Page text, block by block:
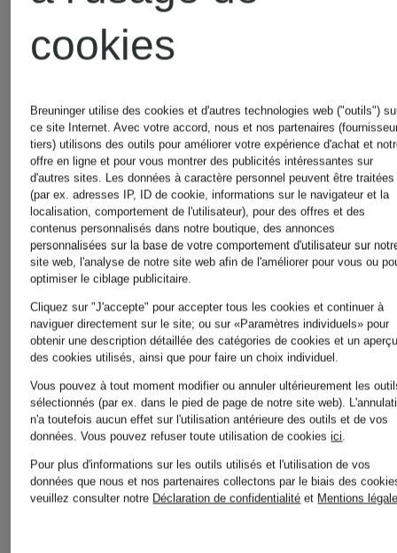
Jeans
Femmes
Lingerie
pour
Femmes
Pantalons
palazzo
pour
Femmes
T-shirts
pour
Femmes
Tailleurs-
cookies
Breuninger utilise des cookies et d'autres technologies web ("outils")
ce site Internet. Avec votre accord, nous et nos partenaires
tiers) utilisons des outils pour améliorer votre expérience d'achat et
offre en ligne et pour vous montrer des publicités intéressantes sur
d'autres sites. Les données à caractère personnel peuvent être traitées
(par ex. adresses IP, ID de cookie, informations sur le navigateur et la
localisation, comportement de l'utilisateur), pour des offres et des
contenus personnalisés dans notre boutique, des annonces
personnalisées sur la base de votre comportement d'utilisateur sur
site web, l'analyse de notre site web afin de l'améliorer pour vous ou
optimiser le ciblage publicitaire.
Cliquez sur "J'accepte" pour accepter tous les cookies et continuer à
naviguer directement sur le site; ou sur «Paramètres individuels» pour
obtenir une description détaillée des catégories de cookies et un
des cookies utilisés, ainsi que pour faire un choix individuel.
Vous pouvez à tout moment modifier ou annuler ultérieurement les
sélectionnés (par ex. dans le pied de page de notre site web).
n'a toutefois aucun effet sur l'utilisation antérieure des outils et de vos
données.Vous pouvez refuser toute utilisation de cookiesici.
Pour plus d'informations sur les outils utilisés et l'utilisation de vos
données que nous et nos partenaires collectons par le biais des
veuillez consulter notre Déclaration de confidentialité et Mentions